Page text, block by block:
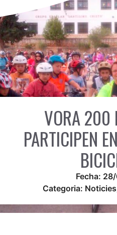
VORA 200
PARTICIPEN
Fecha:
Categoria: Noticies